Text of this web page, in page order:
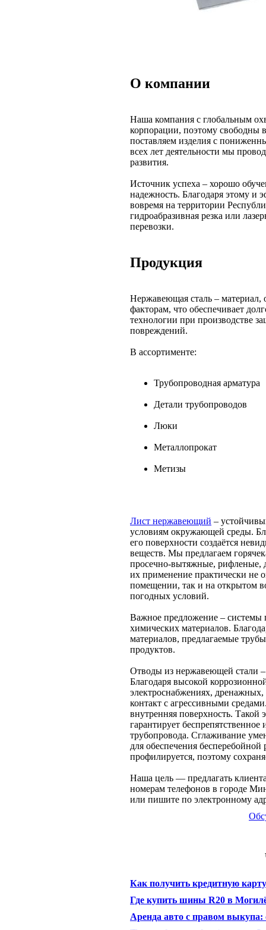
О компании
Наша компания с глобальным
корпорации, поэтому свободны
поставляем изделия с
всех лет деятельности мы
развития.
Источник успеха – хорошо
надежность. Благодаря этому и
вовремя на территории
гидроабразивная резка или
перевозки.
Продукция
Нержавеющая сталь –
факторам, что обеспечивает
технологии при производстве
повреждений.
В ассортименте:
Трубопроводная арматура
Детали трубопроводов
Люки
Металлопрокат
Метизы
Лист нержавеющий –
условиям окружающей среды.
его поверхности создаётся
веществ. Мы предлагаем
просечно-вытяжные, рифленые,
их применение практически не
помещении, так и на открытом
погодных условий.
Важное предложение – системы
химических материалов.
материалов, предлагаемые
продуктов.
Отводы из нержавеющей стали
Благодаря высокой
электроснабжениях,
контакт с агрессивными
внутренняя поверхность. Такой
гарантирует
трубопровода. Сглаживание
для обеспечения
профилируется, поэтому
Наша цель — предлагать
номерам телефонов в городе
или пишите по электронному
Как получить кредитную
Где купить шины R20 в
Аренда авто с правом выкупа: